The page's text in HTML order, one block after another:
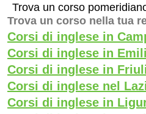
Trova un corso
Trova un corso nella tua
Corsi di inglese in
Corsi di inglese in
Corsi di inglese in
Corsi di inglese nel
Corsi di inglese in